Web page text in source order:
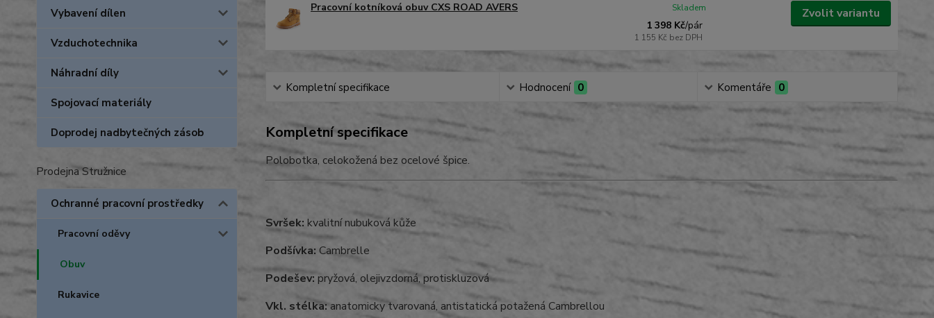
Vybavení dílen
Vzduchotechnika
Náhradní díly
Spojovací materiály
Doprodej nadbytečných zásob
Prodejna Stružnice
Ochranné pracovní prostředky
Pracovní oděvy
Obuv
Rukavice
Pracovní kotníková obuv CXS ROAD AVERS
1 398 Kč/pár
1 155 Kč bez DPH
Skladem Zvolit variantu
Kompletní specifikace Hodnocení 0 Komentáře 0
Kompletní specifikace
Polobotka, celokožená bez ocelové špice.
Svršek: kvalitní nubuková kůže
Podšívka: Cambrelle
Podešev: pryžová, olejivzdorná, protiskluzová
Vkl. stélka: anatomicky tvarovaná, antistatická potažená Cambrellou